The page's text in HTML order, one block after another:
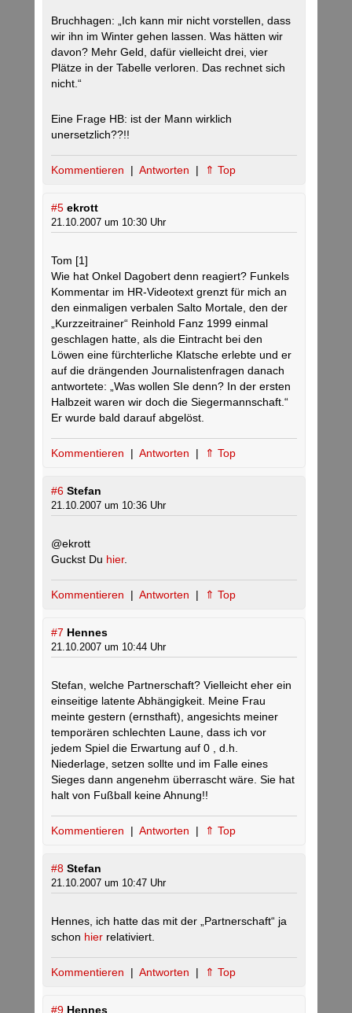
Bruchhagen: „Ich kann mir nicht vorstellen, dass
wir ihn im Winter gehen lassen. Was hätten wir
davon? Mehr Geld, dafür vielleicht drei, vier
Plätze in der Tabelle verloren. Das rechnet sich
nicht.“
Eine Frage HB: ist der Mann wirklich
unersetzlich??!!
Kommentieren | Antworten | ⇑ Top
#5 ekrott
21.10.2007 um 10:30 Uhr
Tom [1]
Wie hat Onkel Dagobert denn reagiert? Funkels
Kommentar im HR-Videotext grenzt für mich an
den einmaligen verbalen Salto Mortale, den der
„Kurzzeitrainer“ Reinhold Fanz 1999 einmal
geschlagen hatte, als die Eintracht bei den
Löwen eine fürchterliche Klatsche erlebte und er
auf die drängenden Journalistenfragen danach
antwortete: „Was wollen SIe denn? In der ersten
Halbzeit waren wir doch die Siegermannschaft.“
Er wurde bald darauf abgelöst.
Kommentieren | Antworten | ⇑ Top
#6 Stefan
21.10.2007 um 10:36 Uhr
@ekrott
Guckst Du hier.
Kommentieren | Antworten | ⇑ Top
#7 Hennes
21.10.2007 um 10:44 Uhr
Stefan, welche Partnerschaft? Vielleicht eher ein
einseitige latente Abhängigkeit. Meine Frau
meinte gestern (ernsthaft), angesichts meiner
temporären schlechten Laune, dass ich vor
jedem Spiel die Erwartung auf 0 , d.h.
Niederlage, setzen sollte und im Falle eines
Sieges dann angenehm überrascht wäre. Sie hat
halt von Fußball keine Ahnung!!
Kommentieren | Antworten | ⇑ Top
#8 Stefan
21.10.2007 um 10:47 Uhr
Hennes, ich hatte das mit der „Partnerschaft“ ja
schon hier relativiert.
Kommentieren | Antworten | ⇑ Top
#9 Hennes